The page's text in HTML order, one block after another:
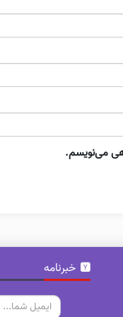
می‌نویسم.
خبرنامه
ایمیل